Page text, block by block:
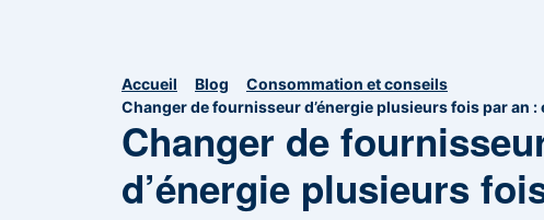
Accueil Blog
Consommation et conseils
Changer de fournisseur d’énergie plusieurs fois par an
Changer de
d’énergie plusieurs